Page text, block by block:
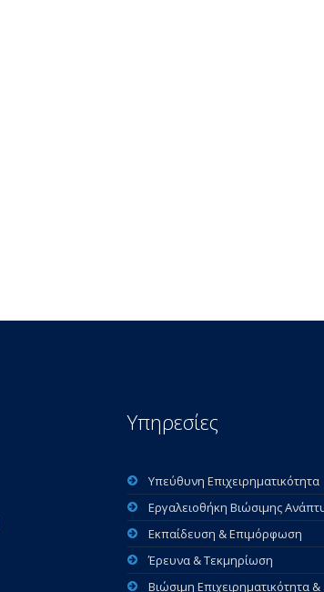
Υπηρεσίες
Υπεύθυνη Επιχειρηματικότητα
Εργαλειοθήκη Βιώσιμης
Εκπαίδευση & Επιμόρφωση
Έρευνα & Τεκμηρίωση
Βιώσιμη Επιχειρηματικότητα &